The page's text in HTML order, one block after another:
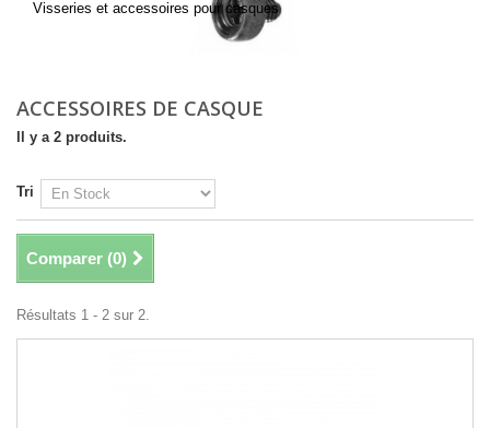
Visseries et accessoires pour casques
ACCESSOIRES DE CASQUE
Il y a 2 produits.
Tri
Comparer (0)
Résultats 1 - 2 sur 2.